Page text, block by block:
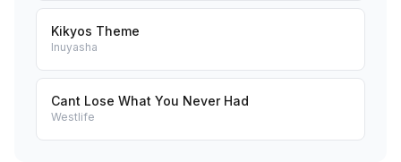
Kikyos Theme
Inuyasha
Cant Lose What You Never Had
Westlife